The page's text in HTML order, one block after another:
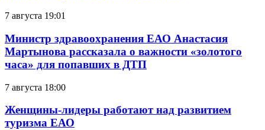
7 августа 19:01
Министр здравоохранения ЕАО Анастасия
Мартынова рассказала о важности «золотого
часа» для попавших в ДТП
7 августа 18:00
Женщины-лидеры работают над развитием
туризма ЕАО